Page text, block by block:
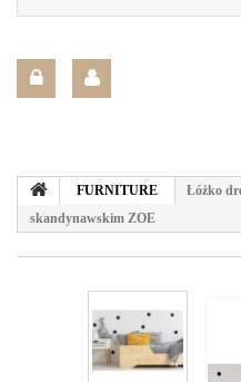
FURNITURE
Łóżko
skandynawskim ZOE